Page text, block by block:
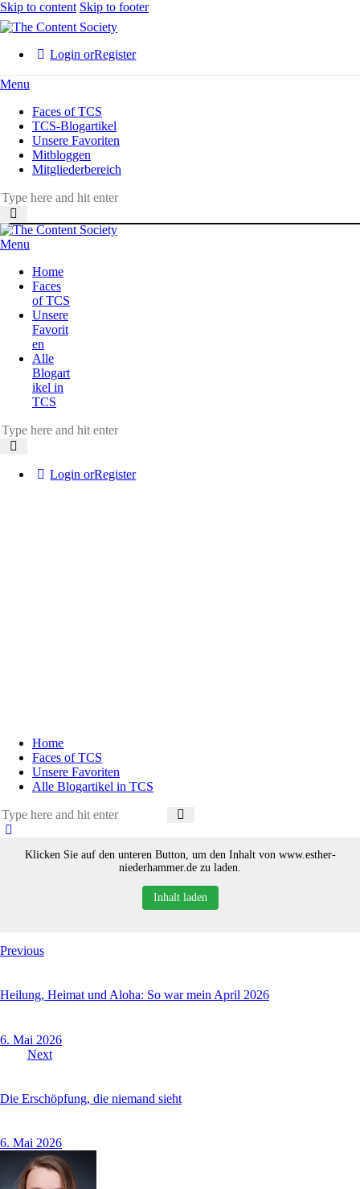
Skip to content Skip to footer
Login orRegister
Menu
Faces of TCS
TCS-Blogartikel
Unsere Favoriten
Mitbloggen
Mitgliederbereich
Menu
Home
Faces
of TCS
Unsere
Favorit
en
Alle
Blogart
ikel in
TCS
Login orRegister
Home
Faces of TCS
Unsere Favoriten
Alle Blogartikel in TCS
Klicken Sie auf den unteren Button, um den Inhalt von www.esther-
niederhammer.de zu laden.
Inhalt laden
Beitragsnavigation
Previous
Heilung, Heimat und Aloha: So war mein April 2026
6. Mai 2026
Next
Die Erschöpfung, die niemand sieht
6. Mai 2026